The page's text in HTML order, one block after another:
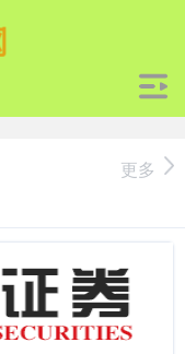
更多